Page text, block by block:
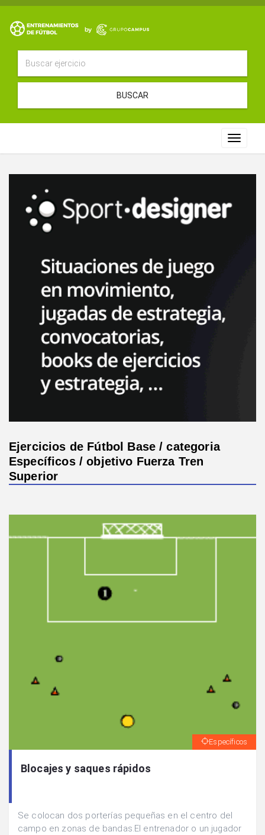
BUSCAR
Toggle
Ejercicios de Fútbol Base / categoria
Específicos / objetivo Fuerza Tren
Superior
Específicos
Blocajes y saques rápidos
Se colocan dos porterías pequeñas en el centro del
campo en zonas de bandas.El entrenador o un jugador